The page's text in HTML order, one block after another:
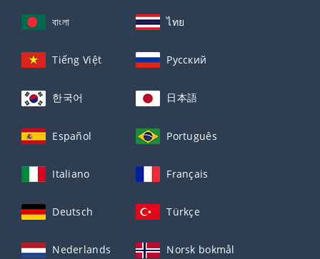
বাংলা ไทย
Tiếng Việt Русский
한국어 日本語
Español Português
Italiano Français
Deutsch Türkçe
Nederlands Norsk bokmål